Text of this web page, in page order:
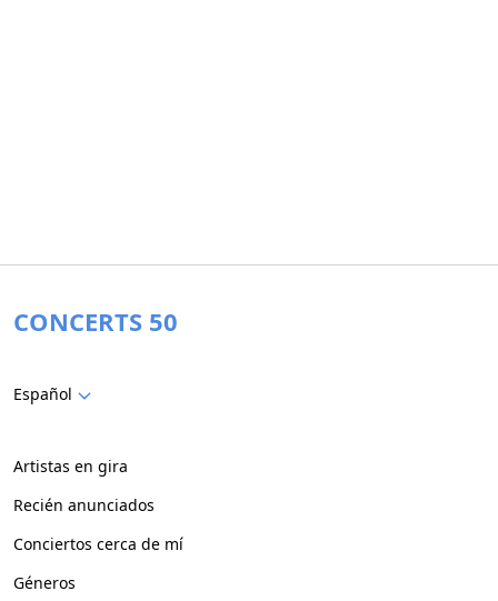
CONCERTS 50
Español
Artistas en gira
Recién anunciados
Conciertos cerca de mí
Géneros